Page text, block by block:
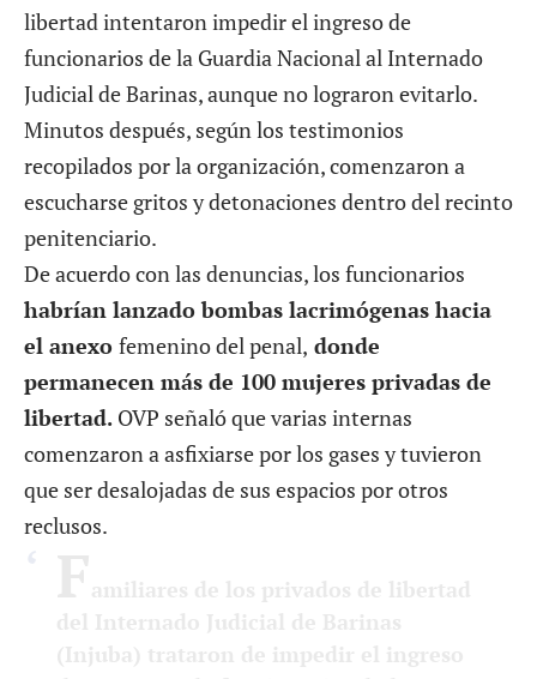
funcionarios de la Guardia Nacional al Internado
Judicial de Barinas, aunque no lograron evitarlo.
Minutos después, según los testimonios
recopilados por la organización, comenzaron a
escucharse gritos y detonaciones dentro del recinto
penitenciario.
De acuerdo con las denuncias, los funcionarios
habrían lanzado bombas lacrimógenas hacia
el anexofemenino del penal,donde
permanecen más de 100 mujeres privadas de
libertad.OVP señaló que varias internas
comenzaron a asfixiarse por los gases y tuvieron
que ser desalojadas de sus espacios por otros
reclusos.
F